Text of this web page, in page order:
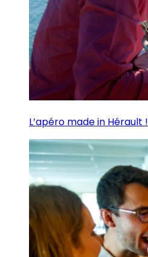
L’apéro made in Hérault !